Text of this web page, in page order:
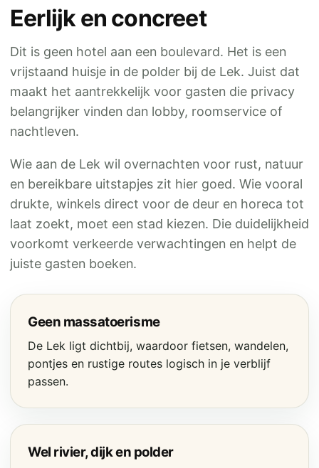
Eerlijk en concreet
Dit is geen hotel aan een boulevard. Het is een
vrijstaand huisje in de polder bij de Lek. Juist dat
maakt het aantrekkelijk voor gasten die privacy
belangrijker vinden dan lobby, roomservice of
nachtleven.
Wie aan de Lek wil overnachten voor rust, natuur
en bereikbare uitstapjes zit hier goed. Wie vooral
drukte, winkels direct voor de deur en horeca tot
laat zoekt, moet een stad kiezen. Die duidelijkheid
voorkomt verkeerde verwachtingen en helpt de
juiste gasten boeken.
Geen massatoerisme
De Lek ligt dichtbij, waardoor fietsen, wandelen,
pontjes en rustige routes logisch in je verblijf
passen.
Wel rivier, dijk en polder